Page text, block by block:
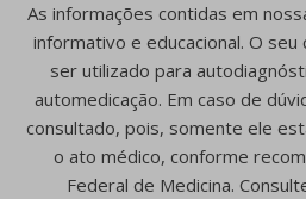
As informações contidas em
informativo e educacional. O
ser utilizado para
automedicação. Em caso de
consultado, pois, somente ele
o ato médico, conforme
Federal de Medicina.